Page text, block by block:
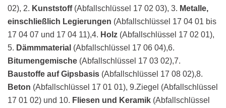
02), 2. Kunststoff(Abfallschlüssel 17 02 03), 3. Metalle,
einschließlich Legierungen (Abfallschlüssel 17 04 01 bis
17 04 07 und 17 04 11),4. Holz (Abfallschlüssel 17 02 01),
5. Dämmmaterial (Abfallschlüssel 17 06 04),6.
Bitumengemische (Abfallschlüssel 17 03 02),7.
Baustoffe auf Gipsbasis (Abfallschlüssel 17 08 02),8.
Beton (Abfallschlüssel 17 01 01), 9.Ziegel (Abfallschlüssel
17 01 02) und 10. Fliesen und Keramik (Abfallschlüssel